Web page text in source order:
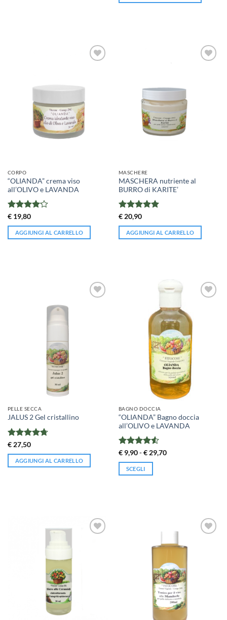
CORPO
“OLIANDA” crema viso
all’OLIVO e LAVANDA
Valutato
4.17su 5
€19,80
AGGIUNGI AL CARRELLO
MASCHERE
MASCHERA nutriente al
BURRO di KARITE’
Valutato
su 5
€20,90
AGGIUNGI AL CARRELLO
PELLE SECCA
JALUS 2 Gel cristallino
Valutato
4.7su 5
€27,50
AGGIUNGI AL CARRELLO
BAGNO DOCCIA
“OLIANDA” Bagno doccia
all’OLIVO e LAVANDA
Valutato
4.5su 5
€9,90 - €29,70Fascia
SCEGLI